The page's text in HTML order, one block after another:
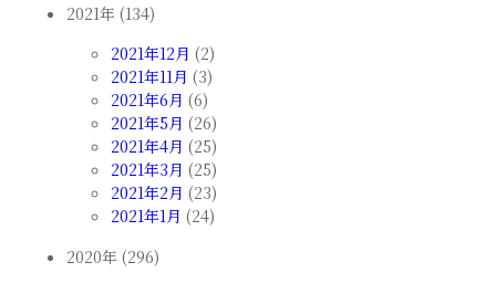
2021年 (134)
2021年12月 (2)
2021年11月 (3)
2021年6月 (6)
2021年5月 (26)
2021年4月 (25)
2021年3月 (25)
2021年2月 (23)
2021年1月 (24)
2020年 (296)